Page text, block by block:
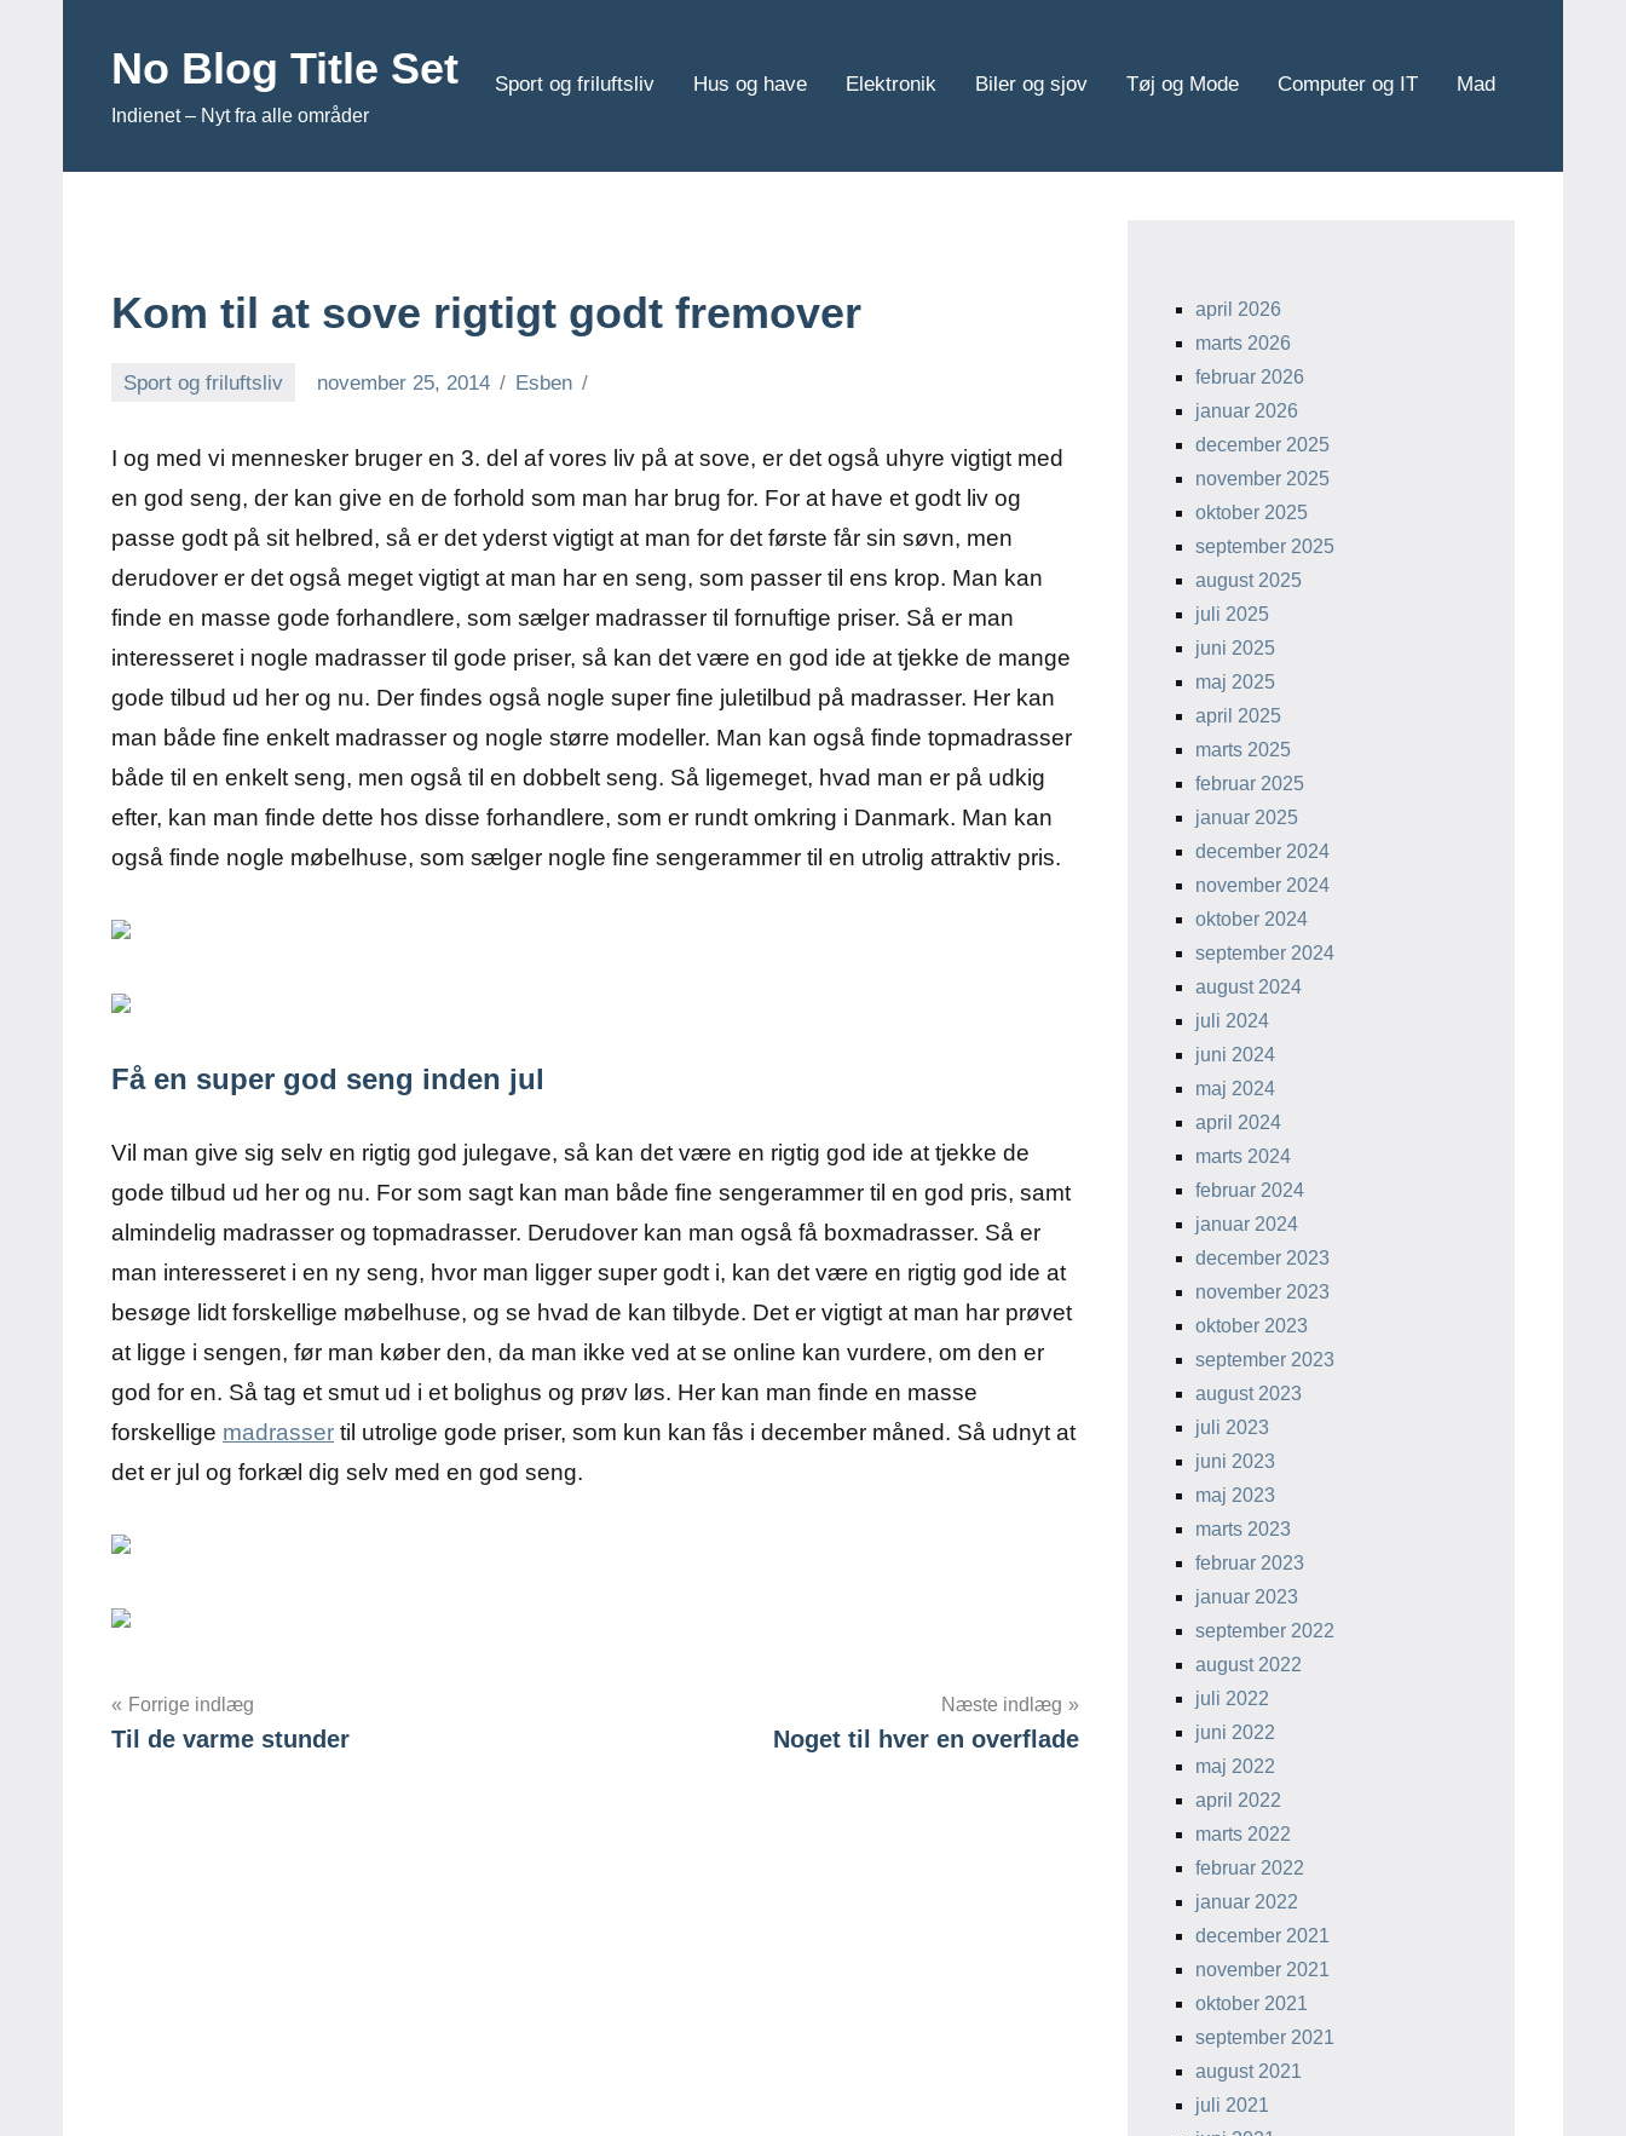
indholdNo Blog Title Set
Indienet – Nyt fra alle områder
Sport og friluftsliv Hus og have Elektronik Biler og sjov Tøj og Mode Computer og IT Mad
Kom til at sove rigtigt godt fremover
Sport og friluftsliv november 25, 2014 Esben
I og med vi mennesker bruger en 3. del af vores liv på at sove, er det også uhyre vigtigt med
en god seng, der kan give en de forhold som man har brug for. For at have et godt liv og
passe godt på sit helbred, så er det yderst vigtigt at man for det første får sin søvn, men
derudover er det også meget vigtigt at man har en seng, som passer til ens krop. Man kan
finde en masse gode forhandlere, som sælger madrasser til fornuftige priser. Så er man
interesseret i nogle madrasser til gode priser, så kan det være en god ide at tjekke de mange
gode tilbud ud her og nu. Der findes også nogle super fine juletilbud på madrasser. Her kan
man både fine enkelt madrasser og nogle større modeller. Man kan også finde topmadrasser
både til en enkelt seng, men også til en dobbelt seng. Så ligemeget, hvad man er på udkig
efter, kan man finde dette hos disse forhandlere, som er rundt omkring i Danmark. Man kan
også finde nogle møbelhuse, som sælger nogle fine sengerammer til en utrolig attraktiv pris.
Få en super god seng inden jul
Vil man give sig selv en rigtig god julegave, så kan det være en rigtig god ide at tjekke de
gode tilbud ud her og nu. For som sagt kan man både fine sengerammer til en god pris, samt
almindelig madrasser og topmadrasser. Derudover kan man også få boxmadrasser. Så er
man interesseret i en ny seng, hvor man ligger super godt i, kan det være en rigtig god ide at
besøge lidt forskellige møbelhuse, og se hvad de kan tilbyde. Det er vigtigt at man har prøvet
at ligge i sengen, før man køber den, da man ikke ved at se online kan vurdere, om den er
god for en. Så tag et smut ud i et bolighus og prøv løs. Her kan man finde en masse
forskellige madrasser til utrolige gode priser, som kun kan fås i december måned. Så udnyt at
det er jul og forkæl dig selv med en god seng.
Indlægsnavigation
Forrige indlæg
Til de varme stunder
Næste indlæg
Noget til hver en overflade
april 2026
marts 2026
februar 2026
januar 2026
december 2025
november 2025
oktober 2025
september 2025
august 2025
juli 2025
juni 2025
maj 2025
april 2025
marts 2025
februar 2025
januar 2025
december 2024
november 2024
oktober 2024
september 2024
august 2024
juli 2024
juni 2024
maj 2024
april 2024
marts 2024
februar 2024
januar 2024
december 2023
november 2023
oktober 2023
september 2023
august 2023
juli 2023
juni 2023
maj 2023
marts 2023
februar 2023
januar 2023
september 2022
august 2022
juli 2022
juni 2022
maj 2022
april 2022
marts 2022
februar 2022
januar 2022
december 2021
november 2021
oktober 2021
september 2021
august 2021
juli 2021